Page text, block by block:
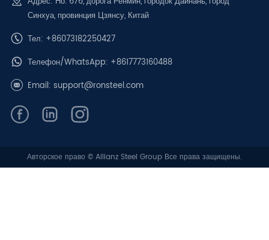
Синхуа, провинция Цзянсу, Китай
Тел: +86073182250427
Телефон/WhatsApp: +8617773160488
Email: support@ronsteel.com
Авторское право © Allianz Steel Group Все права защищены.